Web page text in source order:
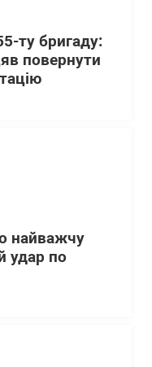
ту бригаду:
повернути
найважчу
удар по